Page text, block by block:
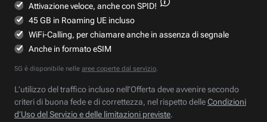
Attivazione veloce, anche con SPID!
45 GB in Roaming UE incluso
WiFi-Calling, per chiamare anche in assenza di segnale
Anche in formato eSIM
5G è disponibile nelle aree coperte dal servizio.
L’utilizzo del traffico incluso nell’Offerta deve avvenire secondo
criteri di buona fede e di correttezza, nel rispetto delleCondizioni
d’Uso del Servizio e delle limitazioni previste.